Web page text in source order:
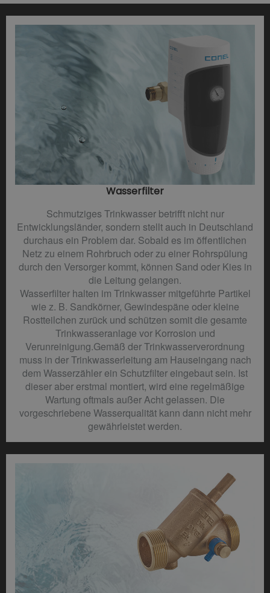
Wasserfilter​
Schmutziges Trinkwasser betrifft nicht nur
Entwicklungsländer, sondern stellt auch in Deutschland
durchaus ein Problem dar. Sobald es im öffentlichen
Netz zu einem Rohrbruch oder zu einer Rohrspülung
durch den Versorger kommt, können Sand oder Kies in
die Leitung gelangen.
Wasserfilter halten im Trinkwasser mitgeführte Partikel
wie z. B. Sandkörner, Gewindespäne oder kleine
Rostteilchen zurück und schützen somit die gesamte
Trinkwasseranlage vor Korrosion und
Verunreinigung.Gemäß der Trinkwasserverordnung
muss in der Trinkwasserleitung am Hauseingang nach
dem Wasserzähler ein Schutzfilter eingebaut sein. Ist
dieser aber erstmal montiert, wird eine regelmäßige
Wartung oftmals außer Acht gelassen. Die
vorgeschriebene Wasserqualität kann dann nicht mehr
gewährleistet werden.